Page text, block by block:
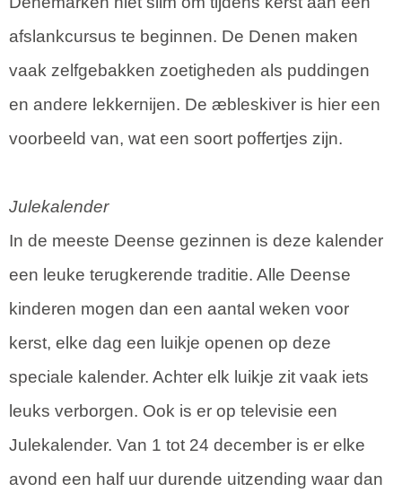
afslankcursus te beginnen. De Denen maken
vaak zelfgebakken zoetigheden als puddingen
en andere lekkernijen. De æbleskiver is hier een
voorbeeld van, wat een soort poffertjes zijn.
Julekalender
In de meeste Deense gezinnen is deze kalender
een leuke terugkerende traditie. Alle Deense
kinderen mogen dan een aantal weken voor
kerst, elke dag een luikje openen op deze
speciale kalender. Achter elk luikje zit vaak iets
leuks verborgen. Ook is er op televisie een
Julekalender. Van 1 tot 24 december is er elke
avond een half uur durende uitzending waar dan